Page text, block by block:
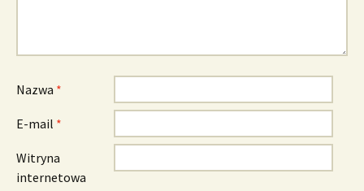
Nazwa *
E-mail *
Witryna
internetowa